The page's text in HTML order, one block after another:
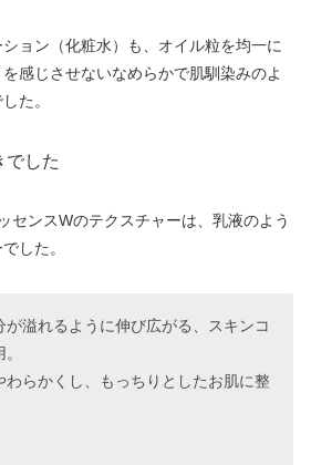
ョン（化粧水）も、オイル粒を均一に
感じさせないなめらかで肌馴染みのよ
た。
でした
センスWのテクスチャーは、乳液のよう
した。
が溢れるように伸び広がる、スキンコ
わらかくし、もっちりとしたお肌に整